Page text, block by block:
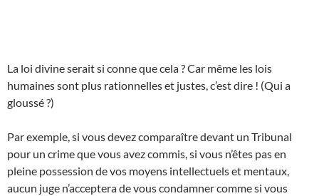
La loi divine serait si conne que cela ? Car même les lois
humaines sont plus rationnelles et justes, c’est dire ! (Qui a
gloussé ?)
Par exemple, si vous devez comparaître devant un Tribunal
pour un crime que vous avez commis, si vous n’êtes pas en
pleine possession de vos moyens intellectuels et mentaux,
aucun juge n’acceptera de vous condamner comme si vous